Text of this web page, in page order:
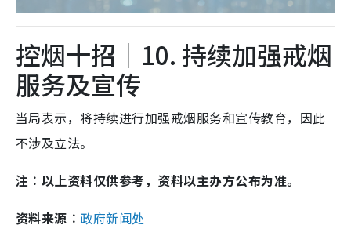
控烟十招｜10. 持续加强戒烟
服务及宣传
当局表示，将持续进行加强戒烟服务和宣传教育，因此
不涉及立法。
注︰以上资料仅供参考，资料以主办方公布为准。
资料来源︰ 政府新闻处